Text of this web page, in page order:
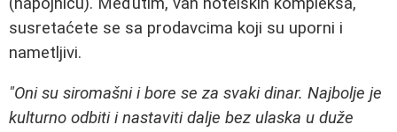
susretaćete se sa prodavcima koji su uporni i
nametljivi.
"Oni su siromašni i bore se za svaki dinar. Najbolje je
kulturno odbiti i nastaviti dalje bez ulaska u duže